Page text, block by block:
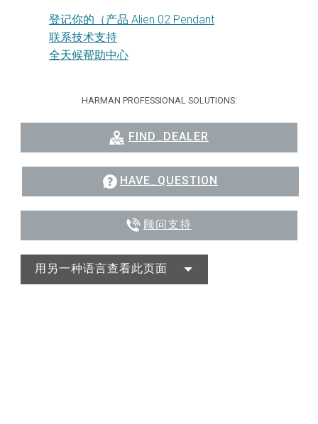
登记你的（产品 Alien 02 Pendant
联系技术支持
全天候帮助中心
HARMAN PROFESSIONAL SOLUTIONS:
FIND_DEALER
HAVE_QUESTION
顾问支持
用另一种语言查看此页面